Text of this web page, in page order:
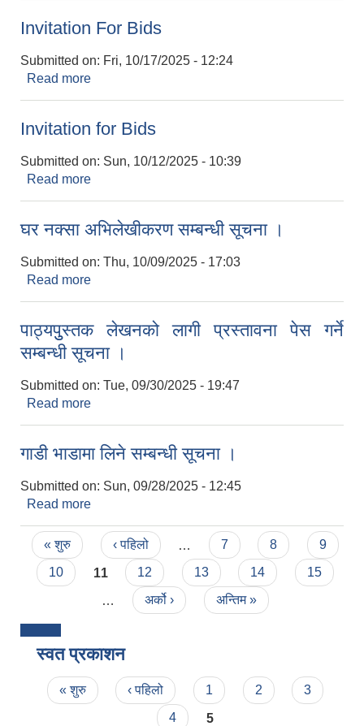
Invitation For Bids
Submitted on: Fri, 10/17/2025 - 12:24
Read more
Invitation for Bids
Submitted on: Sun, 10/12/2025 - 10:39
Read more
घर नक्सा अभिलेखीकरण सम्बन्धी सूचना ।
Submitted on: Thu, 10/09/2025 - 17:03
Read more
पाठ्यपुुस्तक लेखनको लागी प्रस्तावना पेस गर्ने
सम्बन्धी सूचना ।
Submitted on: Tue, 09/30/2025 - 19:47
Read more
गाडी भाडामा लिने सम्बन्धी सूचना ।
Submitted on: Sun, 09/28/2025 - 12:45
Read more
Pages
« शुरु ‹ पहिलो 7 8
9
10
11 12 13 14
15
अर्को › अन्तिम »
स्वत प्रकाशन
Pages
« शुरु ‹ पहिलो 1 2
3
4
5